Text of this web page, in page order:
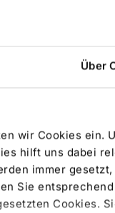
Über
wir Cookies ein.
hilft uns dabei
immer gesetzt,
Sie
Cookies.